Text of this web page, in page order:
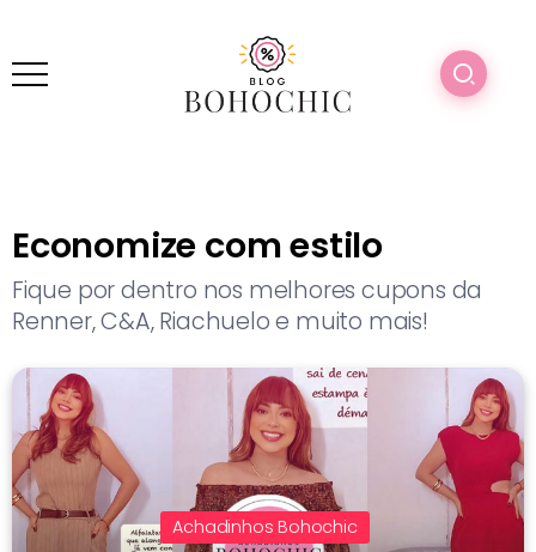
Economize com estilo
Fique por dentro nos melhores cupons da
Renner, C&A, Riachuelo e muito mais!
Achadinhos Bohochic